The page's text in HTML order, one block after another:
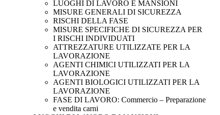
LUOGHI DI LAVORO E MANSIONI
MISURE GENERALI DI SICUREZZA
RISCHI DELLA FASE
MISURE SPECIFICHE DI SICUREZZA PER
I RISCHI INDIVIDUATI
ATTREZZATURE UTILIZZATE PER LA
LAVORAZIONE
AGENTI CHIMICI UTILIZZATI PER LA
LAVORAZIONE
AGENTI BIOLOGICI UTILIZZATI PER LA
LAVORAZIONE
FASE DI LAVORO: Commercio – Preparazione
e vendita carni